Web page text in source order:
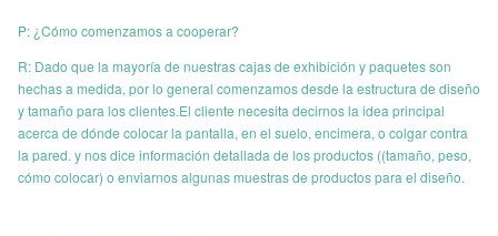
P: ¿Cómo comenzamos a cooperar?
R: Dado que la mayoría de nuestras cajas de exhibición y paquetes son
hechas a medida, por lo general comenzamos desde la estructura de diseño
y tamaño para los clientes.El cliente necesita decirnos la idea principal
acerca de dónde colocar la pantalla, en el suelo, encimera, o colgar contra
la pared. y nos dice información detallada de los productos ((tamaño, peso,
cómo colocar) o enviarnos algunas muestras de productos para el diseño.